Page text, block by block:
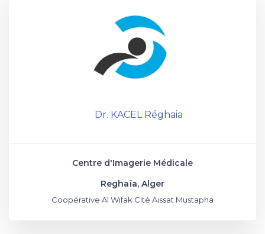
Dr. KACEL Réghaia
Centre d'Imagerie Médicale
Reghaïa, Alger
Coopérative Al Wifak Cité Aissat Mustapha